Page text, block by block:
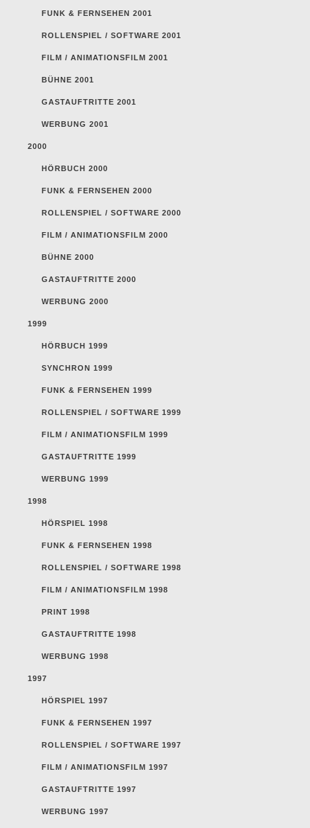
FUNK & FERNSEHEN 2001
ROLLENSPIEL / SOFTWARE 2001
FILM / ANIMATIONSFILM 2001
BÜHNE 2001
GASTAUFTRITTE 2001
WERBUNG 2001
2000
HÖRBUCH 2000
FUNK & FERNSEHEN 2000
ROLLENSPIEL / SOFTWARE 2000
FILM / ANIMATIONSFILM 2000
BÜHNE 2000
GASTAUFTRITTE 2000
WERBUNG 2000
1999
HÖRBUCH 1999
SYNCHRON 1999
FUNK & FERNSEHEN 1999
ROLLENSPIEL / SOFTWARE 1999
FILM / ANIMATIONSFILM 1999
GASTAUFTRITTE 1999
WERBUNG 1999
1998
HÖRSPIEL 1998
FUNK & FERNSEHEN 1998
ROLLENSPIEL / SOFTWARE 1998
FILM / ANIMATIONSFILM 1998
PRINT 1998
GASTAUFTRITTE 1998
WERBUNG 1998
1997
HÖRSPIEL 1997
FUNK & FERNSEHEN 1997
ROLLENSPIEL / SOFTWARE 1997
FILM / ANIMATIONSFILM 1997
GASTAUFTRITTE 1997
WERBUNG 1997